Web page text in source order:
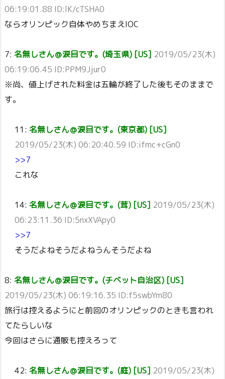
06:19:01.88 ID:lK/cTSHA0
ならオリンピック自体やめちまえIOC
7: 名無しさん＠涙目です。(埼玉県) [US] 2019/05/23(木)
06:19:06.45 ID:PPM9Jjur0
※尚、値上げされた料金は五輪が終了した後もそのままで
す。
11: 名無しさん＠涙目です。(東京都) [US]
2019/05/23(木) 06:20:40.59 ID:ifmc+cGn0
>>7
これな
14: 名無しさん＠涙目です。(茸) [US] 2019/05/23(木)
06:23:11.36 ID:5nxXVApy0
>>7
そうだよねそうだよねうんそうだよね
8: 名無しさん＠涙目です。(チベット自治区) [US]
2019/05/23(木) 06:19:16.35 ID:f5swbYm80
旅行は控えるようにと前回のオリンピックのときも言われ
てたらしいな
今回はさらに通販も控えろって
42: 名無しさん＠涙目です。(庭) [US] 2019/05/23(木)